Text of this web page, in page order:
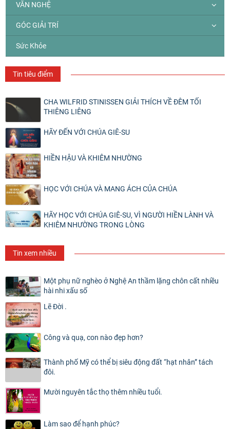
VĂN NGHỆ
GÓC GIẢI TRÍ
Sức Khỏe
Tin tiêu điểm
CHA WILFRID STINISSEN GIẢI THÍCH VỀ ĐÊM TỐI
THIÊNG LIÊNG
HÃY ĐẾN VỚI CHÚA GIÊ-SU
HIỀN HẬU VÀ KHIÊM NHƯỜNG
HỌC VỚI CHÚA VÀ MANG ÁCH CỦA CHÚA
HÃY HỌC VỚI CHÚA GIÊ-SU, VÌ NGƯỜI HIỀN LÀNH VÀ
KHIÊM NHƯỜNG TRONG LÒNG
Tin xem nhiều
Một phụ nữ nghèo ở Nghệ An thầm lặng chôn cất nhiều
hài nhi xấu số
Lẽ Đời .
Công và quạ, con nào đẹp hơn?
Thành phố Mỹ có thể bị siêu động đất “hạt nhân” tách
đôi.
Mười nguyên tắc thọ thêm nhiều tuổi.
Làm sao để hạnh phúc?